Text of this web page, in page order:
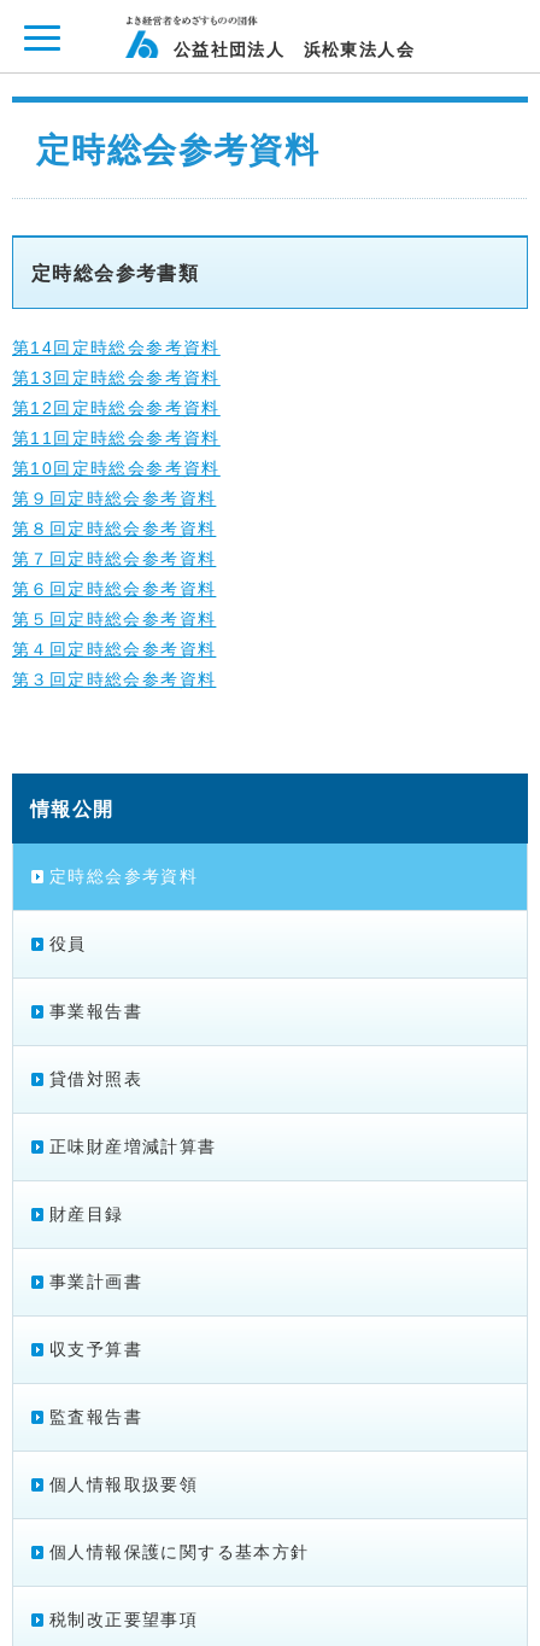
公益社団法人 浜松東法人会
定時総会参考資料
定時総会参考書類
第14回定時総会参考資料
第13回定時総会参考資料
第12回定時総会参考資料
第11回定時総会参考資料
第10回定時総会参考資料
第９回定時総会参考資料
第８回定時総会参考資料
第７回定時総会参考資料
第６回定時総会参考資料
第５回定時総会参考資料
第４回定時総会参考資料
第３回定時総会参考資料
情報公開
定時総会参考資料
役員
事業報告書
貸借対照表
正味財産増減計算書
財産目録
事業計画書
収支予算書
監査報告書
個人情報取扱要領
個人情報保護に関する基本方針
税制改正要望事項